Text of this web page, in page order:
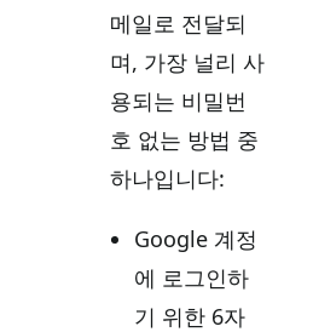
메일로 전달되
며, 가장 널리 사
용되는 비밀번
호 없는 방법 중
하나입니다:
Google 계정
에 로그인하
기 위한 6자